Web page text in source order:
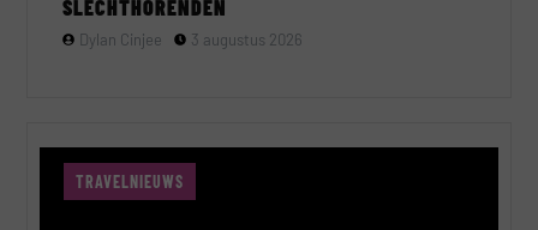
SLECHTHORENDEN
Dylan Cinjee 3 augustus 2026
TRAVELNIEUWS